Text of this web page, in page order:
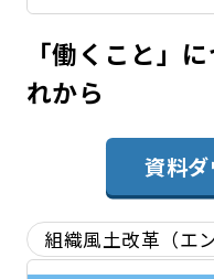
「働くこと」
れから
資料
組織風土改革（エ